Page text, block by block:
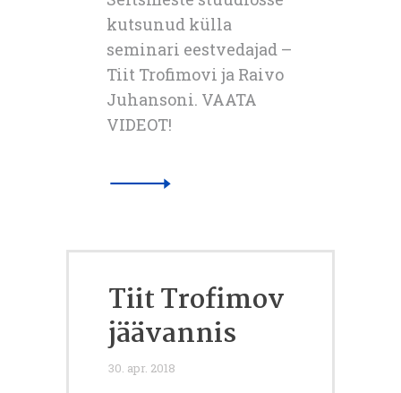
kutsunud külla
seminari eestvedajad –
Tiit Trofimovi ja Raivo
Juhansoni. VAATA
VIDEOT!
Tiit Trofimov
jäävannis
30. apr. 2018